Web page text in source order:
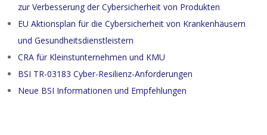
zur Verbesserung der Cybersicherheit von Produkten
EU Aktionsplan für die Cybersicherheit von Krankenhäusern
und Gesundheitsdienstleistern
CRA für Kleinstunternehmen und KMU
BSI TR-03183 Cyber-Resilienz-Anforderungen
Neue BSI Informationen und Empfehlungen